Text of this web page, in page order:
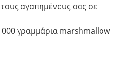
αγαπημένους σας σε
γραμμάρια marshmallow